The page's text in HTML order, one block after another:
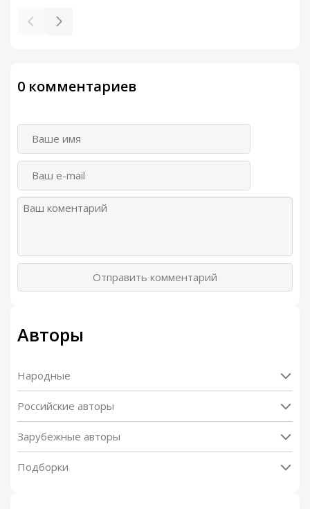
0 комментариев
Отправить комментарий
Авторы
Народные
Российские авторы
Зарубежные авторы
Подборки